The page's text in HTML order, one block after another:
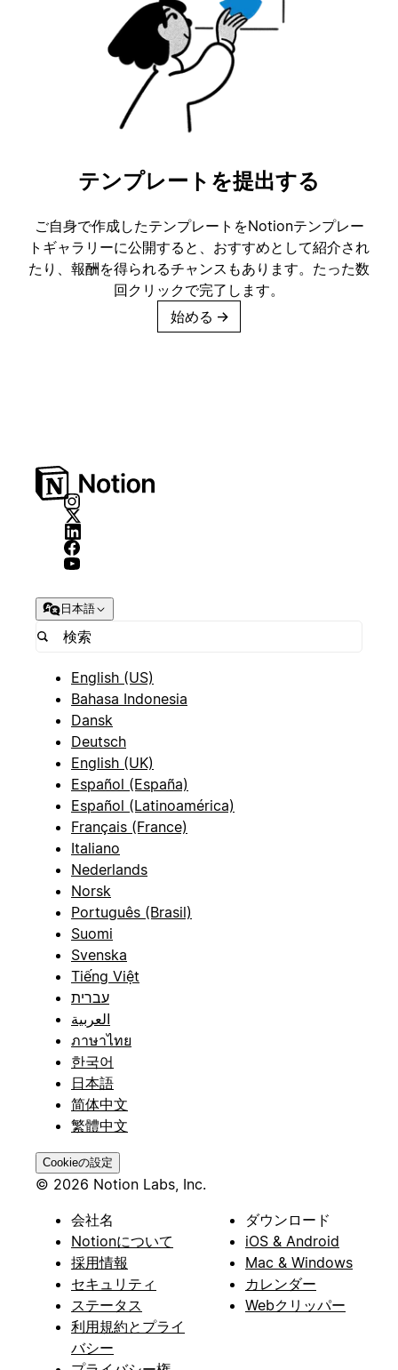
テンプレートを提出する
ご自身で作成したテンプレートをNotionテンプレー
トギャラリーに公開すると、おすすめとして紹介され
たり、報酬を得られるチャンスもあります。たった数
回クリックで完了します。
始める →
日本語
English (US)
Bahasa Indonesia
Dansk
Deutsch
English (UK)
Español (España)
Español (Latinoamérica)
Français (France)
Italiano
Nederlands
Norsk
Português (Brasil)
Suomi
Svenska
Tiếng Việt
עברית
العربية
ภาษาไทย
한국어
日本語
简体中文
繁體中文
Cookieの設定
© 2026 Notion Labs, Inc.
会社名
Notionについて
採用情報
セキュリティ
ステータス
利用規約とプライ
バシー
ダウンロード
iOS & Android
Mac & Windows
カレンダー
Webクリッパー